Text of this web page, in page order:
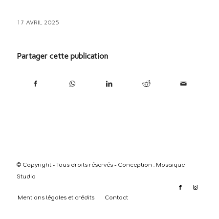
17 AVRIL 2025
Partager cette publication
© Copyright - Tous droits réservés - Conception : Mosaique
Studio
Mentions légales et crédits Contact